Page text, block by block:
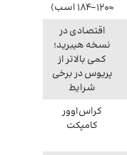
≈120–184 اسب)
اقتصادی در
نسخه هیبرید؛
کمی بالاتر از
پریوس در برخی
شرایط
کراس‌اوور
کامپکت